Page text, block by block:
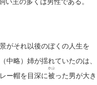
がそれ以後のぼくの人生を
略）姉が揺れていたのは、
ー帽を目深に被
かぶ
った男が大き